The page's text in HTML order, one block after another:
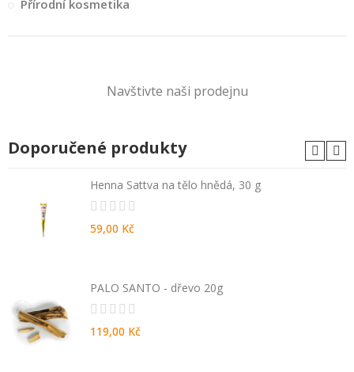
Přírodní kosmetika
Navštivte naši prodejnu
Doporučené produkty
Henna Sattva na tělo hnědá, 30 g
59,00 Kč
PALO SANTO - dřevo 20g
119,00 Kč